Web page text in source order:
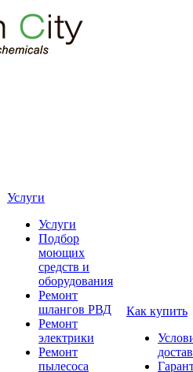
Услуги
Услуги
Подбор
моющих
средств и
оборудования
Ремонт
шлангов РВД
Ремонт
электрики
Ремонт
пылесоса
Как купить